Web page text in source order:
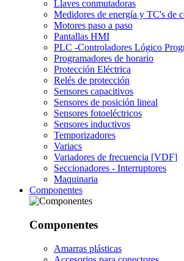
Llaves conmutadoras
Medidores de energía y TC's de
Motores paso a paso
Pantallas HMI
PLC -Controladores Lógico
Programadores de horario
Protección Eléctrica
Relés de protección
Sensores capacitivos
Sensores de posición lineal
Sensores fotoeléctricos
Sensores inductivos
Temporizadores
Variacs
Variadores de frecuencia [VDF]
Seccionadores - Interruptores
Maquinaria
Componentes
Componentes
Amarras plásticas